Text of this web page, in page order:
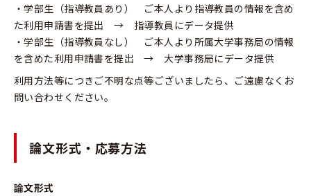
・学部生（指導教員あり） ご本人より指導教員の情報を含め
た利用申請書を提出 → 指導教員にデータ提供
・学部生（指導教員なし） ご本人より所属大学事務局の情報
を含めた利用申請書を提出 → 大学事務局にデータ提供
利用方法等につきご不明な点等ございましたら、ご遠慮なくお
問い合わせください。
論文形式・応募方法
論文形式